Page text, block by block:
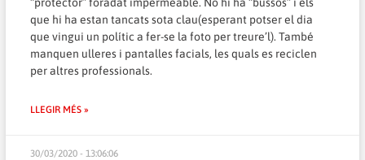
que hi ha estan tancats sota clau(esperant potser el dia
que vingui un polític a fer-se la foto per treure’l). També
manquen ulleres i pantalles facials, les quals es reciclen
per altres professionals.
LLEGIR MÉS »
30/03/2020 - 13:06:06